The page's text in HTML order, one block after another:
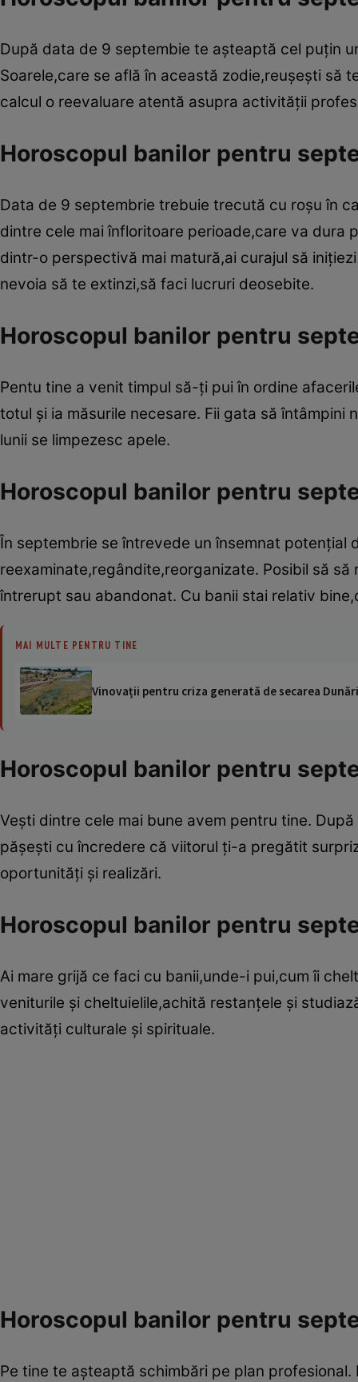
După data de 9 septembie te aşteaptă cel puţin
Soarele,care se află în această zodie,reuşeşti să
calcul o reevaluare atentă asupra activităţii
Horoscopul banilor pentru
Data de 9 septembrie trebuie trecută cu roşu în
dintre cele mai înfloritoare perioade,care va dura
dintr-o perspectivă mai matură,ai curajul să
nevoia să te extinzi,să faci lucruri deosebite.
Horoscopul banilor pentru
Pentu tine a venit timpul să-ţi pui în ordine
totul şi ia măsurile necesare. Fii gata să
lunii se limpezesc apele.
Horoscopul banilor pentru
În septembrie se întrevede un însemnat potenţial
reexaminate,regândite,reorganizate. Posibil să
întrerupt sau abandonat. Cu banii stai relativ
MAI MULTE PENTRU TINE
Vinovații pentru criza generată de secarea
Horoscopul banilor pentru
Veşti dintre cele mai bune avem pentru tine.
păşeşti cu încredere că viitorul ţi-a pregătit
oportunităţi şi realizări.
Horoscopul banilor pentru
Ai mare grijă ce faci cu banii,unde-i pui,cum îi
veniturile şi cheltuielile,achită restanţele şi
activităţi culturale şi spirituale.
Horoscopul banilor pentru
Pe tine te aşteaptă schimbări pe plan